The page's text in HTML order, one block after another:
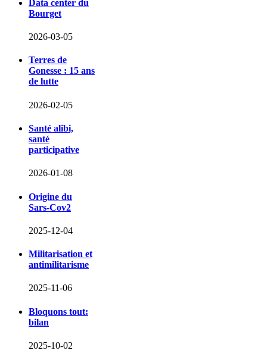
Data center du
Bourget
2026-03-05
Terres de
Gonesse : 15 ans
de lutte
2026-02-05
Santé alibi,
santé
participative
2026-01-08
Origine du
Sars-Cov2
2025-12-04
Militarisation et
antimilitarisme
2025-11-06
Bloquons tout:
bilan
2025-10-02